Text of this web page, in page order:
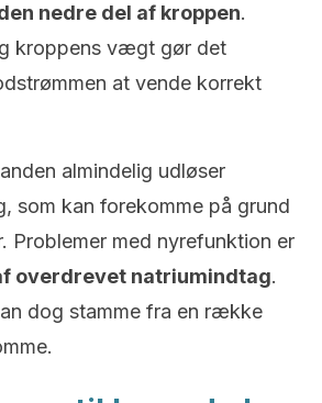
nedre del af kroppen.
kroppens vægt gør det
at vende korrekt
almindelig udløser
som kan forekomme på grund
Problemer med nyrefunktion er
overdrevet natriumindtag.
dog stamme fra en række